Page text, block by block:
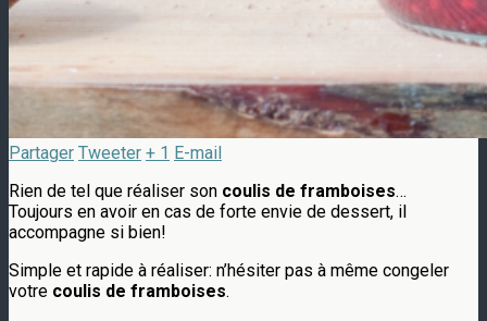
Partager Tweeter + 1 E-mail
Rien de tel que réaliser son coulis de framboises…
Toujours en avoir en cas de forte envie de dessert, il
accompagne si bien!
Simple et rapide à réaliser: n’hésiter pas à même congeler
votre coulis de framboises.